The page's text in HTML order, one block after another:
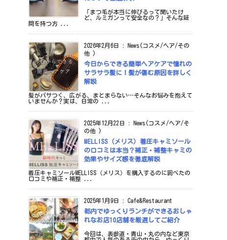
「まつ毛が本当に伸びるって聞いたけ
ど、ルミガンって安全なの？」そんな疑
問を持つ方 ...
2026年2月6日 :
News(コスメ/ヘア/その
他 )
今日からできる簡単ヘアケアで憧れの
サラサラ髪に！髪が傷む原因を詳しく
解説
髪がパサつく、広がる、まとまらない…そんなお悩みを抱えて
いませんか？実は、日常の ...
2025年12月22日 :
News(コスメ/ヘア/そ
の他 )
MELLISS（メリス）着圧キャミソール
の口コミは本当？補正・補整キャミの
効果やサイズ感を徹底解説
着圧キャミソールMELLISS（メリス）を購入するのに調べたの
口コミや補正・補整 ...
2025年1月9日 : Cafe&Restaurant
都内でゆっくりランチができるおしゃ
れなお店10店舗を厳選してご紹介
今回は、表参道・青山・丸の内など東京